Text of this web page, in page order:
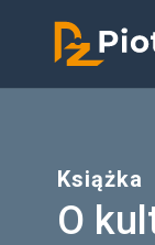
Książka
O